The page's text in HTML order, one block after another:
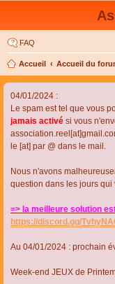
FAQ
Accueil Accueil du
04/01/2024 :
Le spam est tel que vous
jamais activé si vous
le [at] par @ dans le mail.
Nous n'avons
question dans les jours qui
=> la meilleure solution
https://discord.gg/
Au 04/01/2024 : prochain
Week-end JEUX de